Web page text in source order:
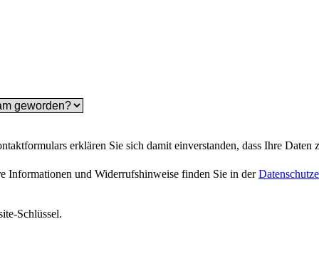
erklären Sie sich damit einverstanden, dass Ihre Daten
Informationen und Widerrufshinweise finden Sie in der
Schlüssel.